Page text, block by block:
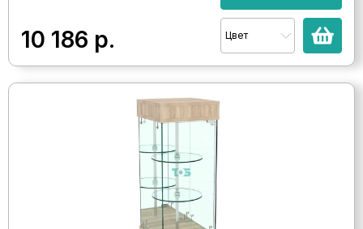
10 186 р. Цвет